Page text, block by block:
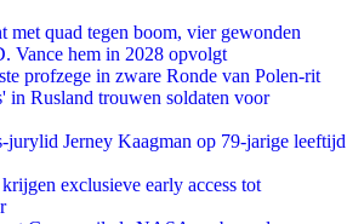
met quad tegen boom, vier gewonden
Vance hem in 2028 opvolgt
profzege in zware Ronde van Polen-rit
in Rusland trouwen soldaten voor
jurylid Jerney Kaagman op 79-jarige leeftijd
exclusieve early access tot